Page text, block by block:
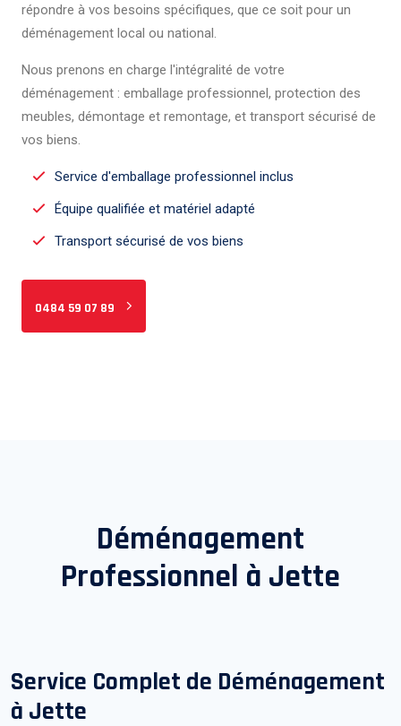
répondre à vos besoins spécifiques, que ce soit pour un
déménagement local ou national.
Nous prenons en charge l'intégralité de votre
déménagement : emballage professionnel, protection des
meubles, démontage et remontage, et transport sécurisé de
vos biens.
Service d'emballage professionnel inclus
Équipe qualifiée et matériel adapté
Transport sécurisé de vos biens
0484 59 07 89
Déménagement
Professionnel à Jette
Service Complet de Déménagement
à Jette